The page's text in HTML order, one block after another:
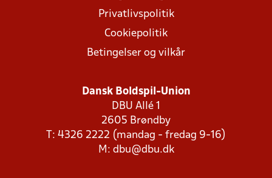
Privatlivspolitik
Cookiepolitik
Betingelser og vilkår
Dansk Boldspil-Union
DBU Allé 1
2605 Brøndby
T: 4326 2222 (mandag - fredag 9-16)
M: dbu@dbu.dk